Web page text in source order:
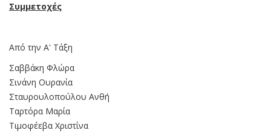
Συμμετοχές
Από την Α' Τάξη
Σαββάκη Φλώρα
Σινάνη Ουρανία
Σταυρουλοπούλου Ανθή
Ταρτόρα Μαρία
Τιμοφέεβα Χριστίνα